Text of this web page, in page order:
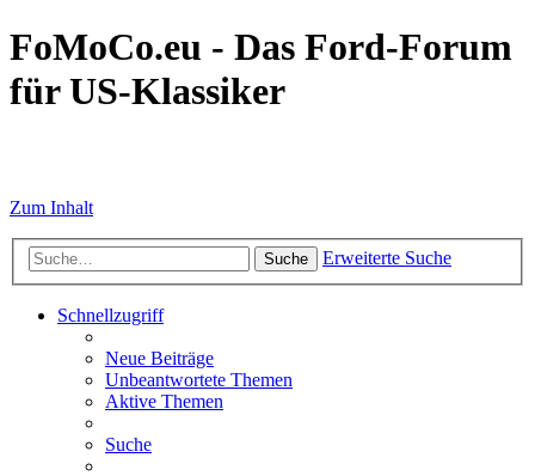
FoMoCo.eu - Das Ford-Forum
für US-Klassiker
Zum Inhalt
Suche Erweiterte Suche
Schnellzugriff
Neue Beiträge
Unbeantwortete Themen
Aktive Themen
Suche